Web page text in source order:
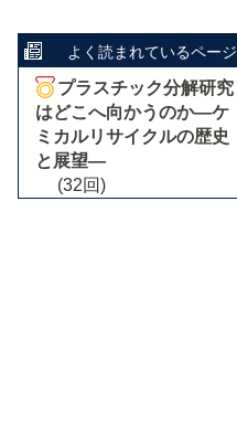
よく読まれているページ
プラスチック分解研究
はどこへ向かうのか―ケ
ミカルリサイクルの歴史
と展望―
(32回)